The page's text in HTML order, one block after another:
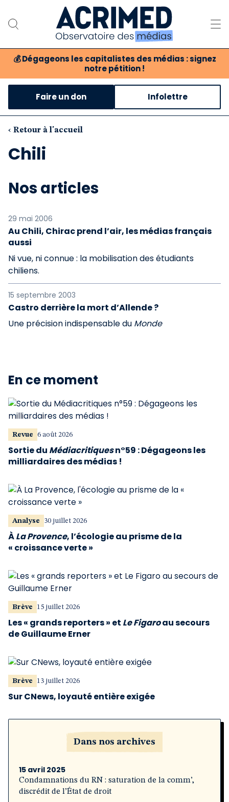
💰 Dégageons les capitalistes des médias : signez
notre pétition !
Notre association
Notre critique des médias
Nos propositions
Boutique
Faire un don Infolettre
‹ Retour à l'accueil
Chili
Nos articles
29 mai 2006
Au Chili, Chirac prend l’air, les médias français
aussi
Ni vue, ni connue : la mobilisation des étudiants
chiliens.
15 septembre 2003
Castro derrière la mort d’Allende ?
Une précision indispensable du Monde
En ce moment
Revue 6 août 2026
Sortie du Médiacritiquesn°59 : Dégageons les
milliardaires des médias !
Analyse 30 juillet 2026
ÀLa Provence, l’écologie au prisme de la
« croissance verte »
Brève 15 juillet 2026
Les « grands reporters » et Le Figaroau secours
de Guillaume Erner
Brève 13 juillet 2026
Sur CNews, loyauté entière exigée
Dans nos archives
15 avril 2025
Condamnations du RN : saturation de la comm’,
discrédit de l’État de droit